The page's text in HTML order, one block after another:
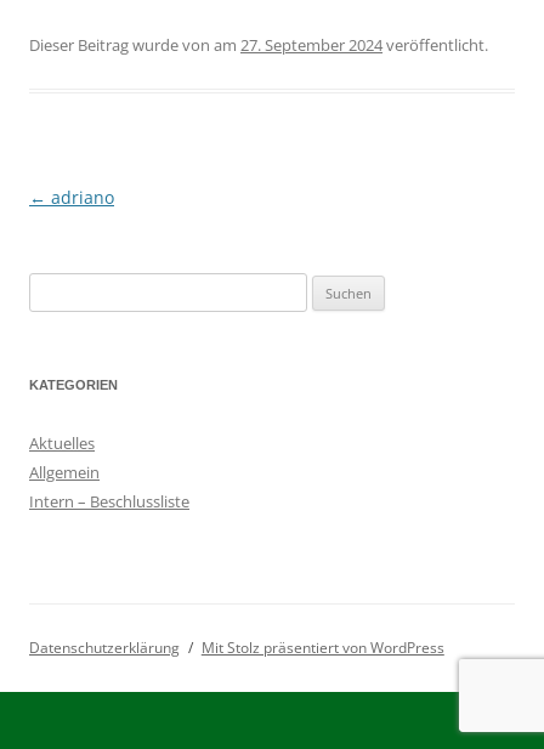
Dieser Beitrag wurdevon am 27. September 2024veröffentlicht.
Beitragsnavigation
← adriano
nach:
KATEGORIEN
Aktuelles
Allgemein
Intern – Beschlussliste
Datenschutzerklärung Mit Stolz präsentiert von WordPress